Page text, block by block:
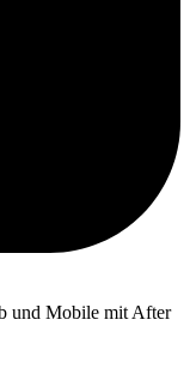
und Mobile mit After